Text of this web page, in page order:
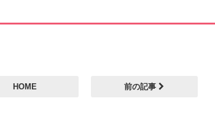
HOME 前の記事